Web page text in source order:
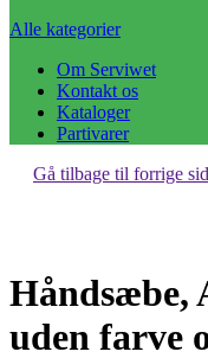
Alle kategorier
Om Serviwet
Kontakt os
Kataloger
Partivarer
Gå tilbage til forrige
Håndsæbe,
uden farve